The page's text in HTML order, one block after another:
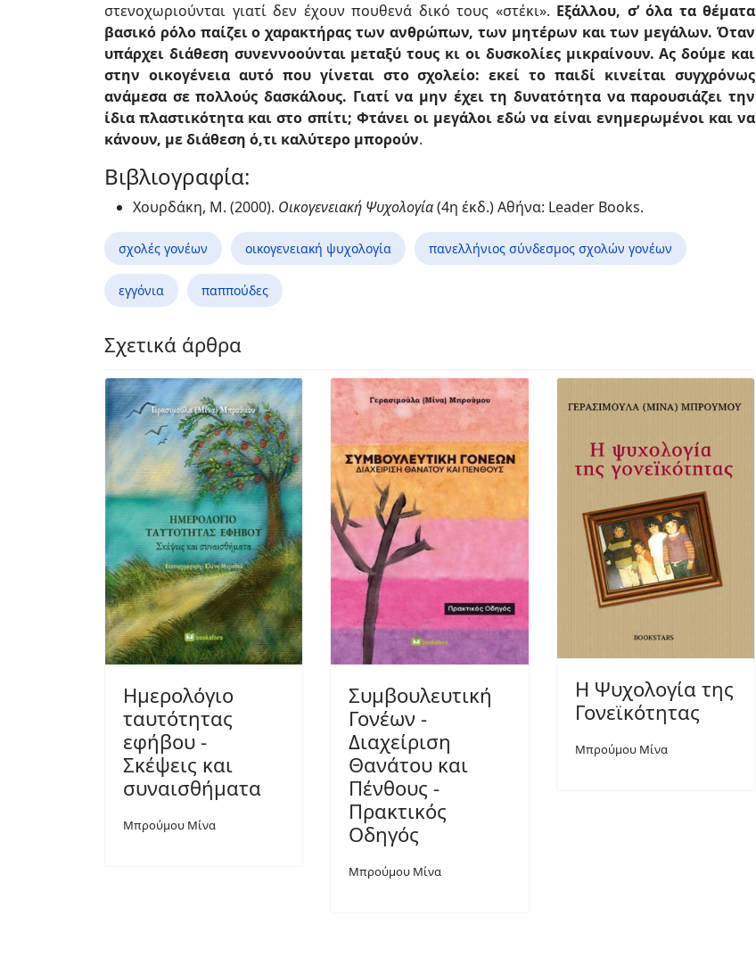
στενοχωριούνται γιατί δεν έχουν πουθενά δικό τους «στέκι». Εξάλλου, σ’ όλα τα θέματα
βασικό ρόλο παίζει ο χαρακτήρας των ανθρώπων, των μητέρων και των μεγάλων. Όταν
υπάρχει διάθεση συνεννοούνται μεταξύ τους κι οι δυσκολίες μικραίνουν. Ας δούμε και
στην οικογένεια αυτό που γίνεται στο σχολείο: εκεί το παιδί κινείται συγχρόνως
ανάμεσα σε πολλούς δασκάλους. Γιατί να μην έχει τη δυνατότητα να παρουσιάζει την
ίδια πλαστικότητα και στο σπίτι; Φτάνει οι μεγάλοι εδώ να είναι ενημερωμένοι και να
κάνουν, με διάθεση ό,τι καλύτερο μπορούν.
Βιβλιογραφία:
Χουρδάκη, Μ. (2000). Οικογενειακή Ψυχολογία(4η έκδ.) Αθήνα: Leader Books.
σχολές γονέων οικογενειακή ψυχολογία πανελλήνιος σύνδεσμος σχολών γονέων
εγγόνια παππούδες
Σχετικά άρθρα
Ημερολόγιο
ταυτότητας
εφήβου -
Σκέψεις και
συναισθήματα
Μπρούμου Μίνα
Συμβουλευτική
Γονέων -
Διαχείριση
Θανάτου και
Πένθους -
Πρακτικός
Οδηγός
Μπρούμου Μίνα
Η Ψυχολογία της
Γονεϊκότητας
Μπρούμου Μίνα